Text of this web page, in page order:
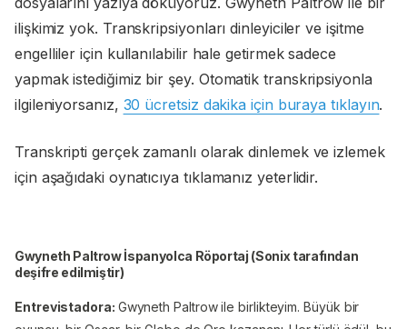
ilişkimiz yok. Transkripsiyonları dinleyiciler ve işitme
engelliler için kullanılabilir hale getirmek sadece
yapmak istediğimiz bir şey. Otomatik transkripsiyonla
ilgileniyorsanız, 30 ücretsiz dakika için buraya tıklayın.
Transkripti gerçek zamanlı olarak dinlemek ve izlemek
için aşağıdaki oynatıcıya tıklamanız yeterlidir.
Gwyneth Paltrow İspanyolca Röportaj (Sonix tarafından
deşifre edilmiştir)
Entrevistadora: Gwyneth Paltrow ile birlikteyim. Büyük bir